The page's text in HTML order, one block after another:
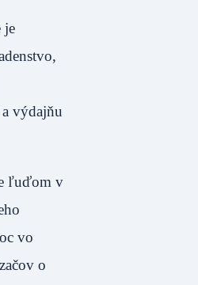
je
výdajňu
ľuďom v
vo
o